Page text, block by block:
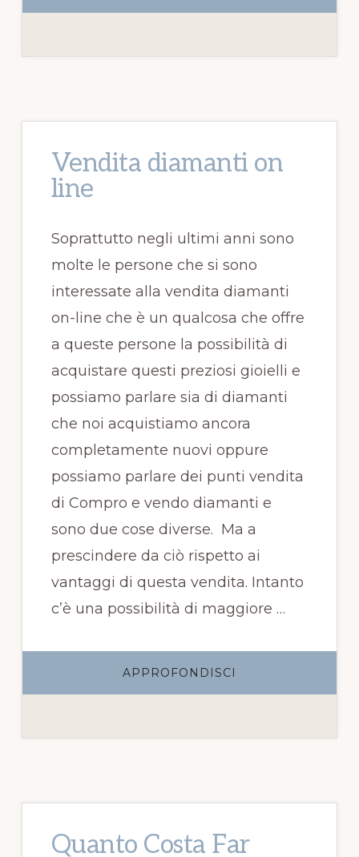
Vendita diamanti on
line
Soprattutto negli ultimi anni sono
molte le persone che si sono
interessate alla vendita diamanti
on-line che è un qualcosa che offre
a queste persone la possibilità di
acquistare questi preziosi gioielli e
possiamo parlare sia di diamanti
che noi acquistiamo ancora
completamente nuovi oppure
possiamo parlare dei punti vendita
di Compro e vendo diamanti e
sono due cose diverse. Ma a
prescindere da ciò rispetto ai
vantaggi di questa vendita. Intanto
c’è una possibilità di maggiore …
APPROFONDISCI
ON
Quanto Costa Far